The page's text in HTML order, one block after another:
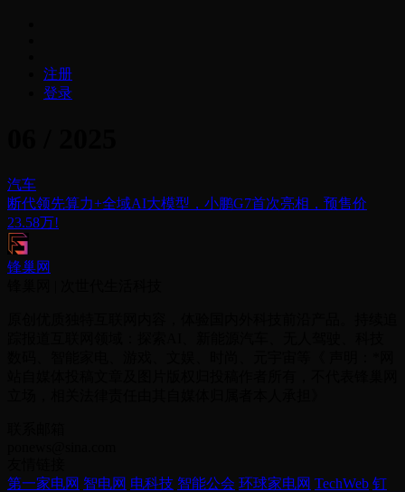
注册
登录
汽车
断代领先算力+全域AI大模型，小鹏G7首次亮相，预售价
23.58万!
锋巢网
第一家电网 智电网 电科技 智能公会 环球家电网 TechWeb 钉